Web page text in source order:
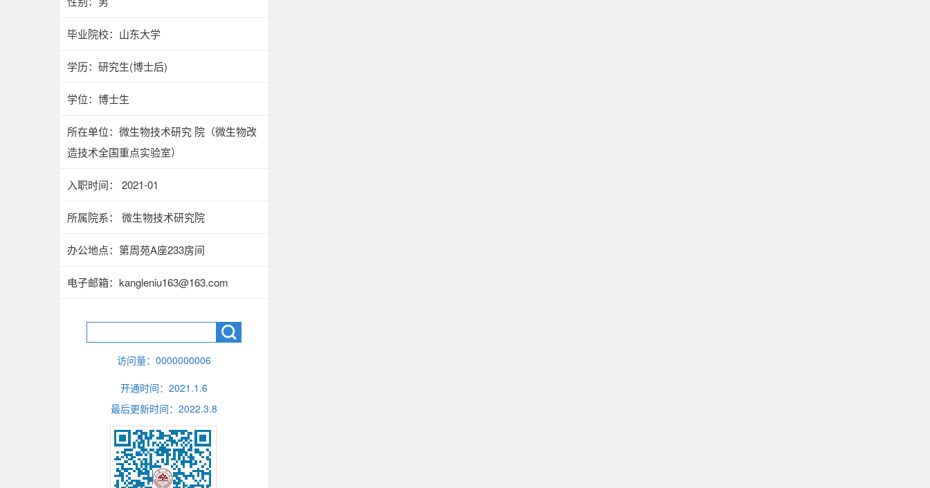
毕业院校：山东大学
学历：研究生(博士后)
学位：博士生
所在单位：微生物技术研究 院（微生物改
造技术全国重点实验室）
入职时间： 2021-01
所属院系： 微生物技术研究院
办公地点：第周苑A座233房间
电子邮箱： kangleniu163@163.com
访问量： 0000000006
开通时间： 2021 .1 .6
最后更新时间： 2022.3.8